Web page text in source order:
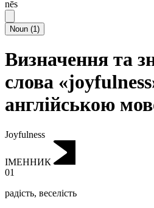
nēs
Noun (1)
Визначення та
слова
англійською
Joyfulness
ІМЕННИК
01
радість, веселість